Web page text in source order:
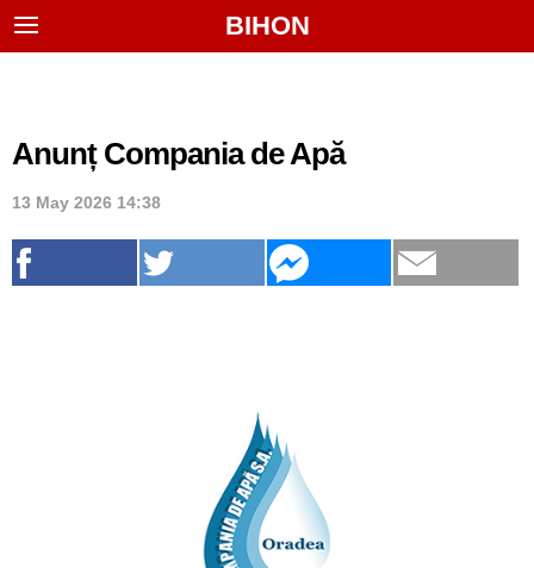
BIHON
Anunț Compania de Apă
13 May 2026 14:38